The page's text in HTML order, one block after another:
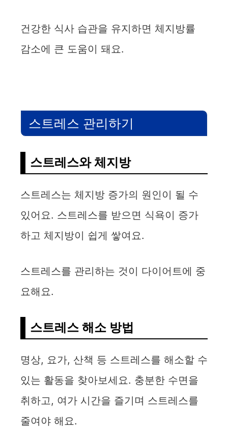
건강한 식사 습관을 유지하면 체지방률
감소에 큰 도움이 돼요.
스트레스 관리하기
스트레스와 체지방
스트레스는 체지방 증가의 원인이 될 수
있어요. 스트레스를 받으면 식욕이 증가
하고 체지방이 쉽게 쌓여요.
스트레스를 관리하는 것이 다이어트에 중
요해요.
스트레스 해소 방법
명상, 요가, 산책 등 스트레스를 해소할 수
있는 활동을 찾아보세요. 충분한 수면을
취하고, 여가 시간을 즐기며 스트레스를
줄여야 해요.